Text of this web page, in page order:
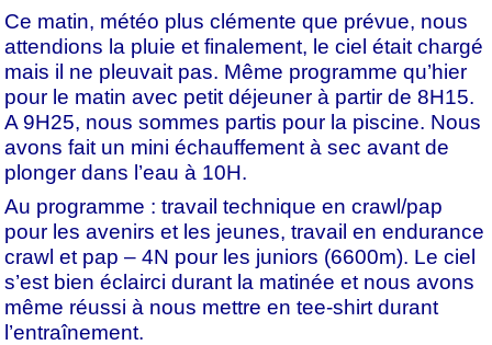
Ce matin, météo plus clémente que prévue, nous
attendions la pluie et finalement, le ciel était chargé
mais il ne pleuvait pas. Même programme qu’hier
pour le matin avec petit déjeuner à partir de 8H15.
A 9H25, nous sommes partis pour la piscine. Nous
avons fait un mini échauffement à sec avant de
plonger dans l’eau à 10H.
Au programme : travail technique en crawl/pap
pour les avenirs et les jeunes, travail en endurance
crawl et pap – 4N pour les juniors (6600m). Le ciel
s’est bien éclairci durant la matinée et nous avons
même réussi à nous mettre en tee-shirt durant
l’entraînement.